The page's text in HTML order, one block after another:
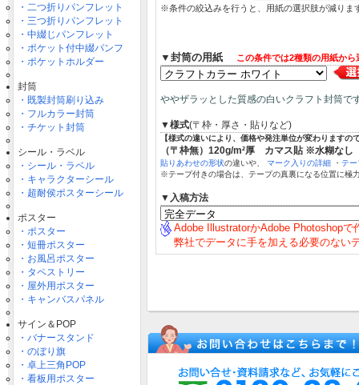
・二つ折りパンフレット
・三つ折りパンフレット
・中綴じパンフレット
・ポケット付中綴パンフ
・ポケットホルダー
封筒
・既製封筒刷り込み
・フルカラー封筒
・チケット封筒
シール・ラベル
・シール・ラベル
・キャラクターシール
・超耐侯ポスターシール
ポスター
・ポスター
・短冊ポスター
・お風呂ポスター
・タペストリー
・屋外用ポスター
・キャンバスパネル
サイン＆POP
・バナースタンド
・のぼり旗
・卓上三角POP
・看板用ポスター
※条件の絞込みを行うと、用紙の選択肢が減りま
▼封筒の用紙 この条件では2種類の用紙から
ややザラッとした質感の白いクラフト封筒で
▼様式(〒枠・厚さ・貼りなど)
【様式の違いにより、価格や発注単位が変わります
（〒枠無）120g/m²厚 カマス貼 ※水糊なし
貼りあわせの形状の違いや、 マーク入りの詳細 ・ テー
※テープ付きの場合は、テープの真裏になる位置に極
▼入稿方法
Adobe IllustratorかAdobe Photoshopで
弊社でデータに手を加える必要のない